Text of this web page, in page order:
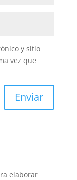
y sitio
vez que
elaborar